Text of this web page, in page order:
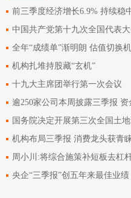
前三季度经济增长6.9% 持续稳
中国共产党第十九次全国代表
全年“成绩单”渐明朗 估值切换
机构扎堆持股藏“玄机”
十九大主席团举行第一次会议
逾250家公司本周披露三季报
国务院决定开展第三次全国土
机构布局三季报 消费龙头获青
周小川:将综合施策补短板去杠
央企“三季报”创五年来最佳业绩